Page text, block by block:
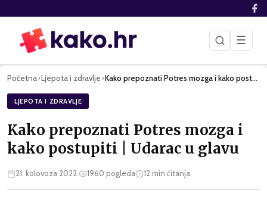
☰
Početna›Ljepota i zdravlje › Kako prepoznati Potres mozga i kako postupiti | Udarac u gla…
LJEPOTA I ZDRAVLJE
Kako prepoznati Potres mozga i
kako postupiti | Udarac u glavu
21. kolovoza 2022. 1960 pogleda 12min čitanja